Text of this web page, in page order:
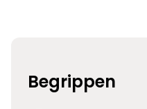
Begrippen